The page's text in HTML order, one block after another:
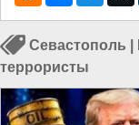
Севастополь
террористы